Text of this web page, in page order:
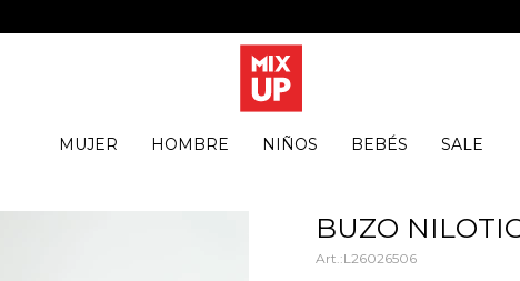
MUJER HOMBRE NIÑOS BEBÉS SALE
BUZO
L26026506